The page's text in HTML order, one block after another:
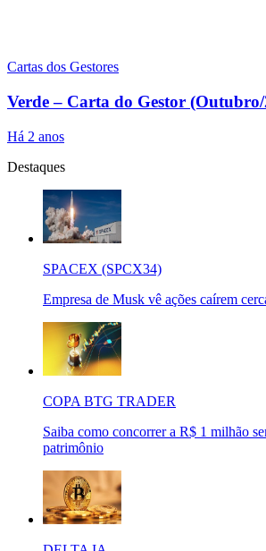
Cartas dos Gestores
Verde – Carta do Gestor
Há 2 anos
Destaques
SPACEX (SPCX34)
Empresa de Musk vê ações caírem
COPA BTG TRADER
Saiba como concorrer a R$ 1 milhão
patrimônio